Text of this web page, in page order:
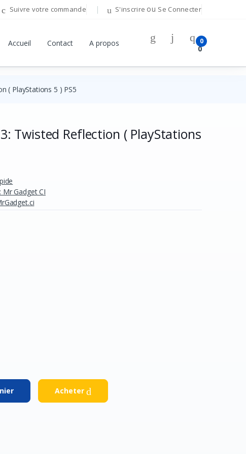
Suivre votre commande S'inscrire ou Se Connecter
Accueil Contact A propos 0
0
( PlayStations 5 ) PS5
Twisted Reflection ( PlayStations
Mr Gadget CI
Acheter
Bonjour!
Adresse E-mail